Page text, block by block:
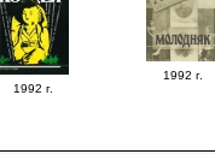
1992 г.
1992 г.